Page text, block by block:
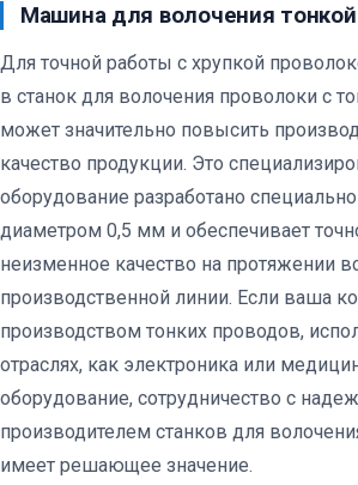
Машина для волочения
Для точной работы с хрупкой
в станок для волочения проволоки с
может значительно повысить
качество продукции. Это
оборудование разработано
диаметром 0,5 мм и обеспечивает
неизменное качество на протяжении
производственной линии. Если ваша
производством тонких проводов,
отраслях, как электроника или
оборудование, сотрудничество с
производителем станков для
имеет решающее значение.